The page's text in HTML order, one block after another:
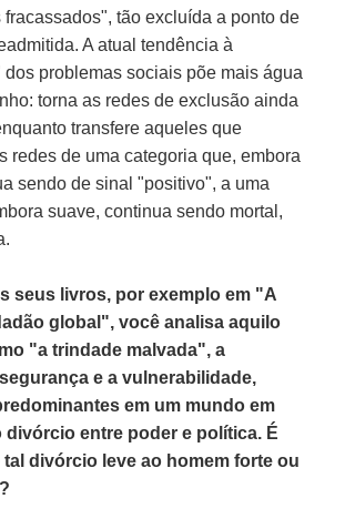
tão excluída a ponto de
A atual tendência à
problemas sociais põe mais água
torna as redes de exclusão ainda
transfere aqueles que
redes de uma categoria que, embora
sendo de sinal "positivo", a uma
suave, continua sendo mortal,
seus livros, por exemplo em "A
global", você analisa aquilo
"a trindade malvada", a
e a vulnerabilidade,
em um mundo em
divórcio entre poder e política. É
divórcio leve ao homem forte ou